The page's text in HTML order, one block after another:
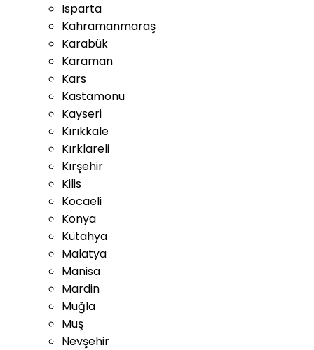
Isparta
Kahramanmaraş
Karabük
Karaman
Kars
Kastamonu
Kayseri
Kırıkkale
Kırklareli
Kırşehir
Kilis
Kocaeli
Konya
Kütahya
Malatya
Manisa
Mardin
Muğla
Muş
Nevşehir